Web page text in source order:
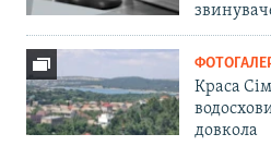
Краса
довкола